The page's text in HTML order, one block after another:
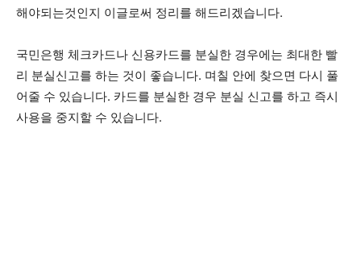
해야되는것인지 이글로써 정리를 해드리겠습니다.
국민은행 체크카드나 신용카드를 분실한 경우에는 최대한 빨
리 분실신고를 하는 것이 좋습니다. 며칠 안에 찾으면 다시 풀
어줄 수 있습니다. 카드를 분실한 경우 분실 신고를 하고 즉시
사용을 중지할 수 있습니다.